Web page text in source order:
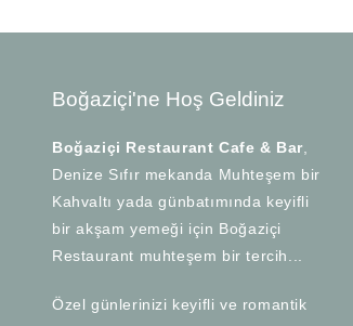
Boğaziçi'ne Hoş Geldiniz
Boğaziçi Restaurant Cafe & Bar
Denize Sıfır mekanda Muhteşem bir
Kahvaltı yada günbatımında keyifli
bir akşam yemeği için Boğaziçi
Restaurant muhteşem bir tercih...
Özel günlerinizi keyifli ve romantik